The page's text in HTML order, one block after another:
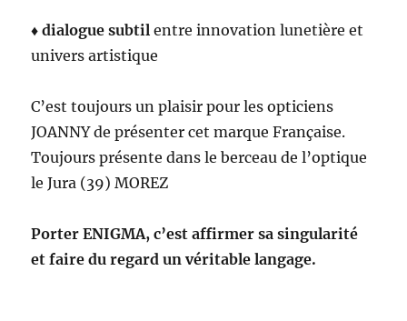
♦dialogue subtil entre innovation lunetière et
univers artistique
C’est toujours un plaisir pour les opticiens
JOANNY de présenter cet marque Française.
Toujours présente dans le berceau de l’optique
le Jura (39) MOREZ
Porter ENIGMA, c’est affirmer sa singularité
et faire du regard un véritable langage.